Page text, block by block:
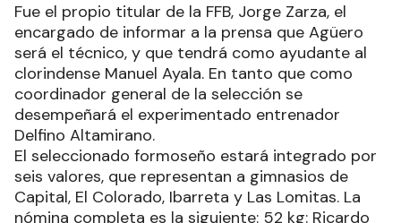
Fue el propio titular de la FFB, Jorge Zarza, el
encargado de informar a la prensa que Agüero
será el técnico, y que tendrá como ayudante al
clorindense Manuel Ayala. En tanto que como
coordinador general de la selección se
desempeñará el experimentado entrenador
Delfino Altamirano.
El seleccionado formoseño estará integrado por
seis valores, que representan a gimnasios de
Capital, El Colorado, Ibarreta y Las Lomitas. La
nómina completa es la siguiente: 52 kg: Ricardo